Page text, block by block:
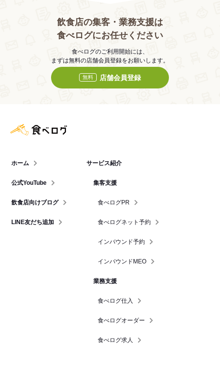
飲食店の集客・業務支援は
食べログにお任せください
食べログのご利用開始には、
まずは無料の店舗会員登録をお願いします。
無料 店舗会員登録
ホーム
公式YouTube
飲食店向けブログ
LINE友だち追加
サービス紹介
集客支援
食べログPR
食べログネット予約
インバウンド予約
インバウンドMEO
業務支援
食べログ仕入
食べログオーダー
食べログ求人